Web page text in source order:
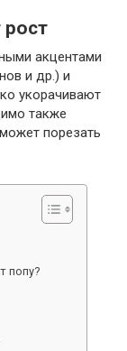
акцентами
и др.) и
укорачивают
также
порезать
попу?